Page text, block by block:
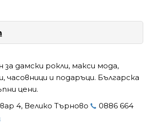
за дамски рокли, макси мода,
часовници и подаръци. Българска
цени.
4, Велико Търново
0886 664